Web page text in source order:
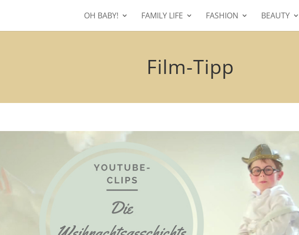
OH BABY! FAMILY LIFE FASHION BEAUTY
Film-Tipp